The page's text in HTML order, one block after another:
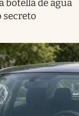
botella de agua
secreto